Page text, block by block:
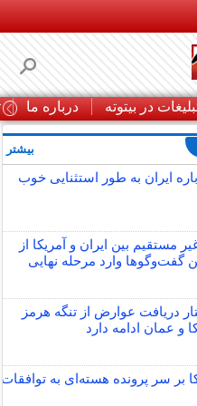
در بیتوته درباره ما
ایران به طور استثنایی خوب
مستقیم بین ایران و آمریکا از
گفت‌و‌گو‌ها وارد مرحله نهایی
دریافت عوارض از تنگه هرمز
و عمان ادامه دارد
بر سر پرونده هسته‌ای به توافقات
بیشتر